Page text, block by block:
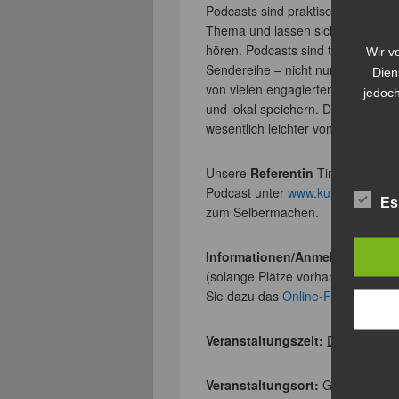
Podcasts sind praktische
Thema und lassen sich mit dem
hören. Podcasts sind thematisch
Sendereihe – nicht nur von
von vielen engagierten
und lokal speichern. Das
wesentlich leichter von der Hand,
Unsere Referentin Tine Nowak
Podcast unterwww.kulturkapital.org
zum Selbermachen.
Informationen/Anmeldung:
(solange Plätze vorhanden sind)
Sie dazu dasOnline-Formular.
Veranstaltungszeit: Dienstag ,
Veranstaltungsort:Goethe-
Wir